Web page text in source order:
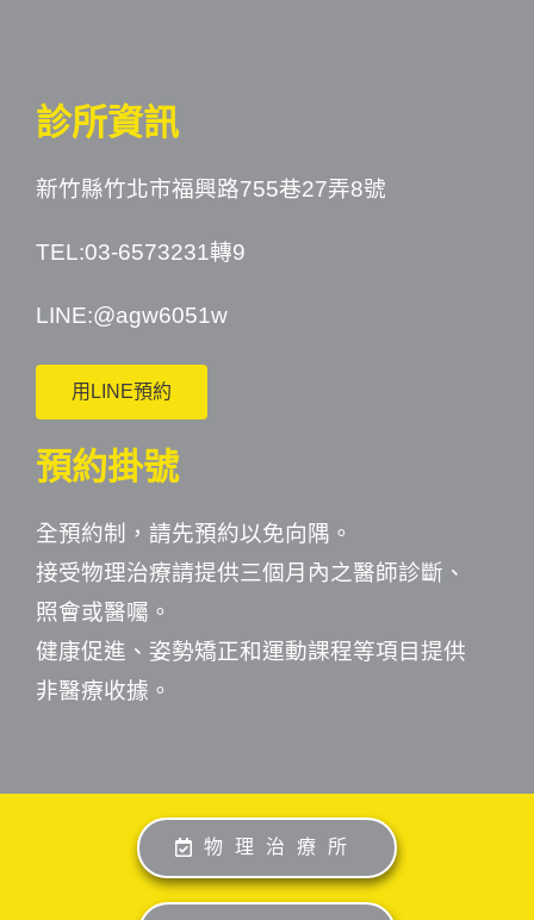
診所資訊
新竹縣竹北市福興路755巷27弄8號
TEL:03-6573231轉9
LINE:@agw6051w
用LINE預約
預約掛號
全預約制，請先預約以免向隅。
接受物理治療請提供三個月內之醫師診斷、
照會或醫囑。
健康促進、姿勢矯正和運動課程等項目提供
非醫療收據。
物理治療所